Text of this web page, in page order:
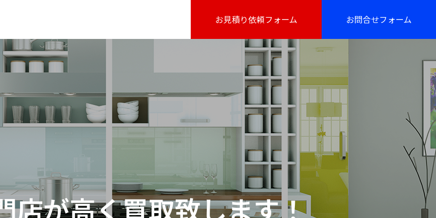
お見積り依頼フォーム お問合せフォーム
店が高く買取致します！